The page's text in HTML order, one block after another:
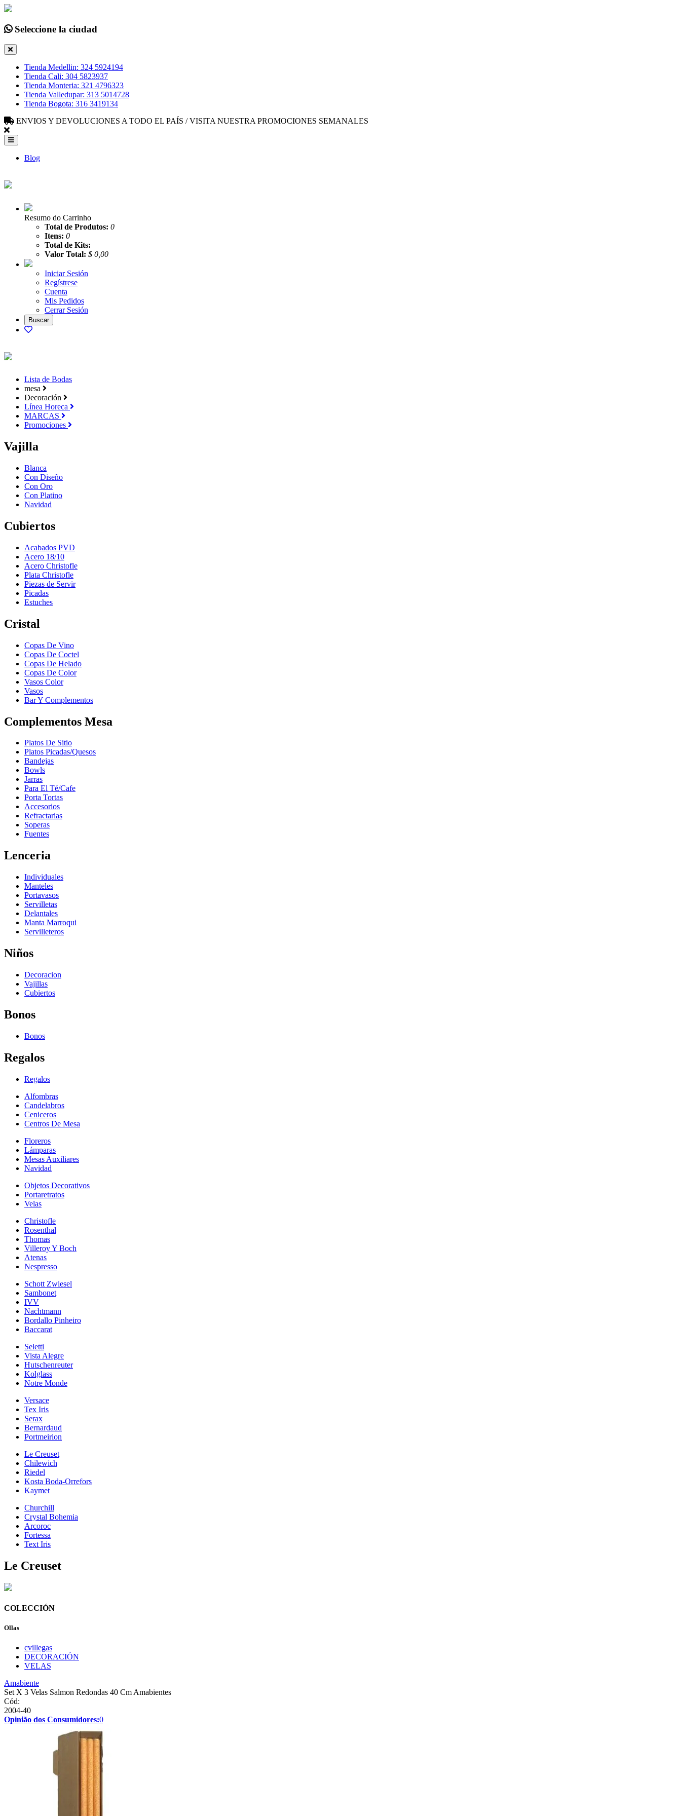
Seleccione la ciudad
Tienda Medellin: 324 5924194
Tienda Cali: 304 5823937
Tienda Monteria: 321 4796323
Tienda Valledupar: 313 5014728
Tienda Bogota: 316 3419134
ENVIOS Y DEVOLUCIONES A TODO EL PAÍS / VISITA NUESTRA PROMOCIONES SEMANALES
Blog
Resumo do Carrinho
Total de Produtos: 0
Itens: 0
Total de Kits:
Valor Total: $ 0,00
Iniciar Sesión
Regístrese
Cuenta
Mis Pedidos
Cerrar Sesión
Lista de Bodas
mesa
Decoración
Línea Horeca
MARCAS
Promociones
Vajilla
Blanca
Con Diseño
Con Oro
Con Platino
Navidad
Cubiertos
Acabados PVD
Acero 18/10
Acero Christofle
Plata Christofle
Piezas de Servir
Picadas
Estuches
Cristal
Copas De Vino
Copas De Coctel
Copas De Helado
Copas De Color
Vasos Color
Vasos
Bar Y Complementos
Complementos Mesa
Platos De Sitio
Platos Picadas/Quesos
Bandejas
Bowls
Jarras
Para El Té/Cafe
Porta Tortas
Accesorios
Refractarias
Soperas
Fuentes
Lenceria
Individuales
Manteles
Portavasos
Servilletas
Delantales
Manta Marroqui
Servilleteros
Niños
Decoracion
Vajillas
Cubiertos
Bonos
Bonos
Regalos
Regalos
Alfombras
Candelabros
Ceniceros
Centros De Mesa
Floreros
Lámparas
Mesas Auxiliares
Navidad
Objetos Decorativos
Portaretratos
Velas
Christofle
Rosenthal
Thomas
Villeroy Y Boch
Atenas
Nespresso
Schott Zwiesel
Sambonet
IVV
Nachtmann
Bordallo Pinheiro
Baccarat
Seletti
Vista Alegre
Hutschenreuter
Kolglass
Notre Monde
Versace
Tex Iris
Serax
Bernardaud
Portmeirion
Le Creuset
Chilewich
Riedel
Kosta Boda-Orrefors
Kaymet
Churchill
Crystal Bohemia
Arcoroc
Fortessa
Text Iris
Le Creuset
COLECCIÓN
Ollas
cvillegas
DECORACIÓN
VELAS
Amabiente
Set X 3 Velas Salmon Redondas 40 Cm Amabientes
Cód:
2004-40
Opinião dos Consumidores:0